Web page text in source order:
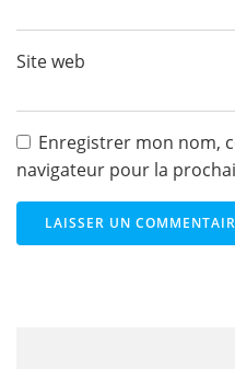
Site web
Enregistrer mon nom,
navigateur pour la